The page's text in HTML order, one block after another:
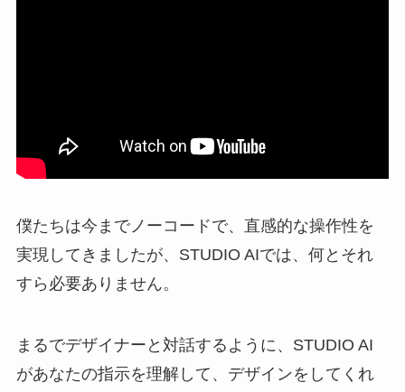
僕たちは今までノーコードで、直感的な操作性を
実現してきましたが、STUDIO AIでは、何とそれ
すら必要ありません。
まるでデザイナーと対話するように、STUDIO AI
があなたの指示を理解して、デザインをしてくれ